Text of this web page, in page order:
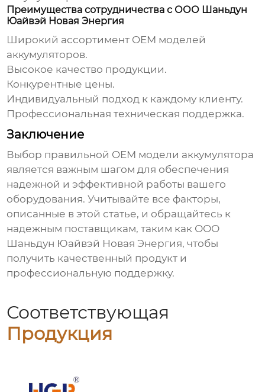
Преимущества сотрудничества с ООО Шаньдун
Юайвэй Новая Энергия
Широкий ассортимент OEM моделей
аккумуляторов.
Высокое качество продукции.
Конкурентные цены.
Индивидуальный подход к каждому клиенту.
Профессиональная техническая поддержка.
Заключение
Выбор правильной OEM модели аккумулятора
является важным шагом для обеспечения
надежной и эффективной работы вашего
оборудования. Учитывайте все факторы,
описанные в этой статье, и обращайтесь к
надежным поставщикам, таким как ООО
Шаньдун Юайвэй Новая Энергия, чтобы
получить качественный продукт и
профессиональную поддержку.
Соответствующая
Продукция